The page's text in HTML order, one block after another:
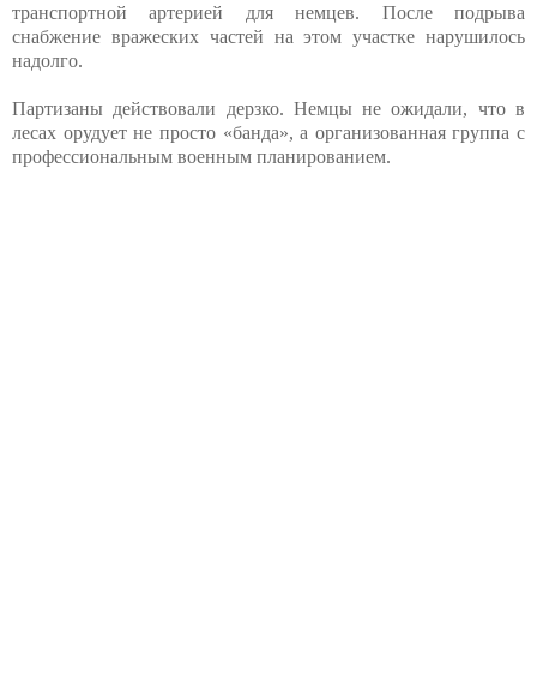
транспортной артерией для немцев. После подрыва
снабжение вражеских частей на этом участке нарушилось
надолго.
Партизаны действовали дерзко. Немцы не ожидали, что в
лесах орудует не просто «банда», а организованная группа с
профессиональным военным планированием.